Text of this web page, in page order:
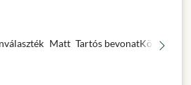
Matt Tartós bevonatKönnyű